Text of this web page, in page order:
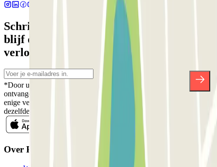
Schrijf je in voor onze nieuwsbrief en
blijf op de hoogte van kortingen,
verlotingen en vele andere verrassingen.
*Door u in te schrijven aanvaardt u ons Privacybeleid voor het
ontvangen van commerciële communicatie van Parclick. Zonder
enige verplichting kunt u zich uitschrijven wanneer u maar wilt in
dezelfde nieuwsbrief.
Over Parclick